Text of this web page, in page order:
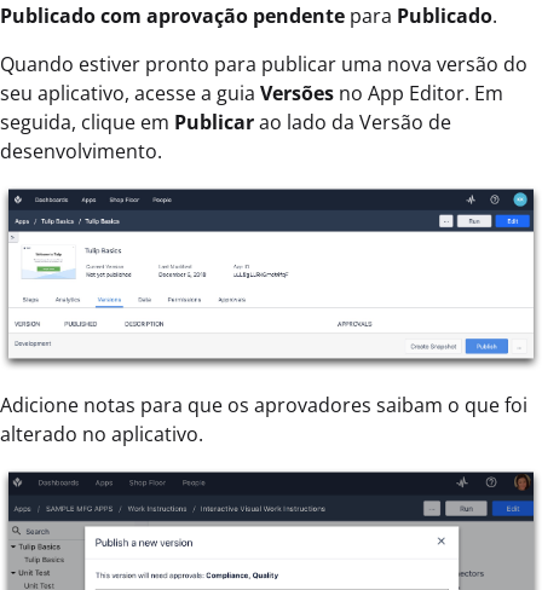
Publicado com aprovação pendente para Publicado.
Quando estiver pronto para publicar uma nova versão do
seu aplicativo, acesse a guia Versões no App Editor. Em
seguida, clique em Publicarao lado da Versão de
desenvolvimento.
Adicione notas para que os aprovadores saibam o que foi
alterado no aplicativo.